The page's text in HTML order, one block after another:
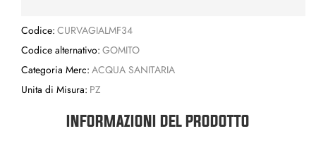
Codice: CURVAGIALMF34
Codice alternativo: GOMITO
Categoria Merc: ACQUA SANITARIA
Unita di Misura: PZ
INFORMAZIONI DEL PRODOTTO